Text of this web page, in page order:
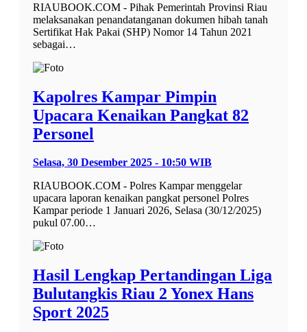
RIAUBOOK.COM - Pihak Pemerintah Provinsi Riau
melaksanakan penandatanganan dokumen hibah tanah
Sertifikat Hak Pakai (SHP) Nomor 14 Tahun 2021
sebagai…
Kapolres Kampar Pimpin
Upacara Kenaikan Pangkat 82
Personel
Selasa, 30 Desember 2025 - 10:50 WIB
RIAUBOOK.COM - Polres Kampar menggelar
upacara laporan kenaikan pangkat personel Polres
Kampar periode 1 Januari 2026, Selasa (30/12/2025)
pukul 07.00…
Hasil Lengkap Pertandingan Liga
Bulutangkis Riau 2 Yonex Hans
Sport 2025